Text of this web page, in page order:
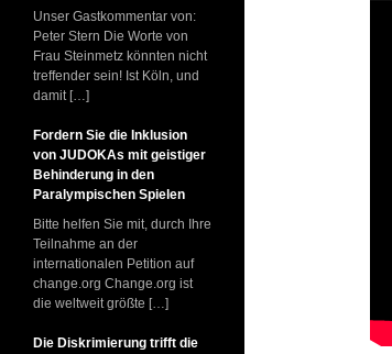
Unser Gastkommentar von:
Peter Stern Die Worte von
Frau Steinmetz könnten nicht
treffender sein! Ist Köln, und
damit […]
Fordern Sie die Inklusion
von JUDOKAs mit geistiger
Behinderung in den
Paralympischen Spielen
Bitte helfen Sie mit, durch Ihre
Teilnahme an der
internationalen Petition auf
change.org Change.org ist
die weltweit größte […]
Die Diskrimierung trifft die